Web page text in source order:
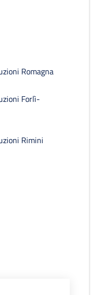
Romagna
Forlì-
Rimini